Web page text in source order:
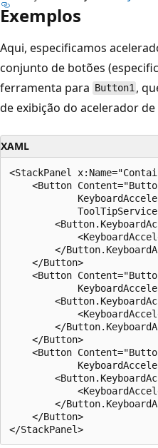
Exemplos
Aqui, especificamos
conjunto de botões
ferramenta para Button1 ,
de exibição do acelerador
XAML
<StackPanel
<Button
</
    </Button>
<Button
</
    </Button>
<Button
</
    </Button>